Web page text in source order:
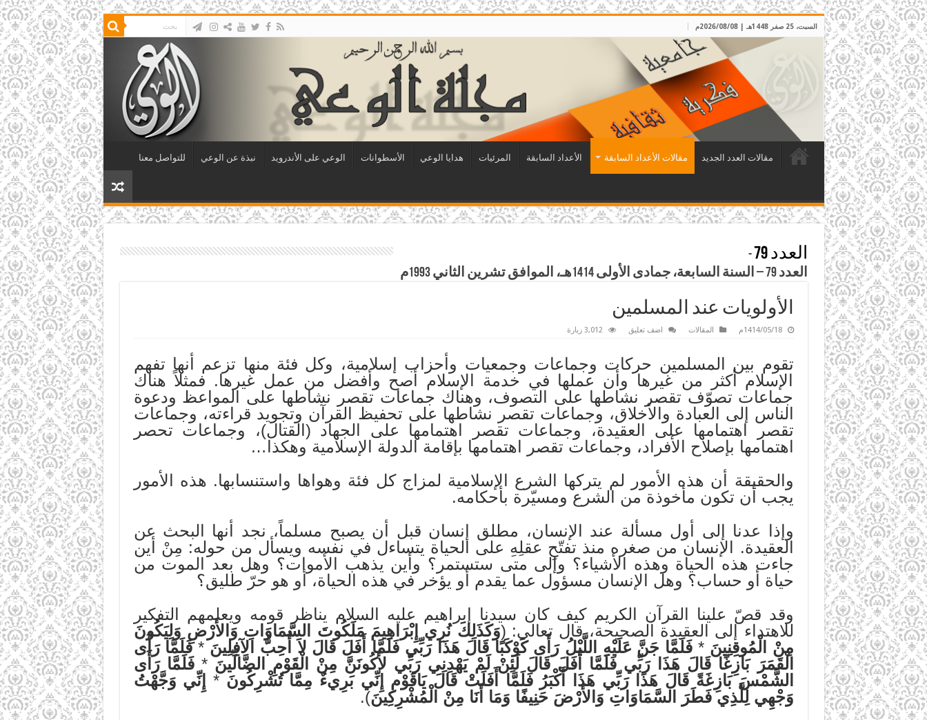
السبت، 25 صفر 1448هـ | 2026/08/08م
مقالات العدد الجديد مقالات الأعداد السابقة الأعداد السابقة المرئيات هدايا الوعي الأسطوانات الوعي على الأندرويد نبذة عن الوعي للتواصل معنا
العدد 79
-
العدد 79 – السنة السابعة، جمادى الأولى 1414هـ، الموافق تشرين الثاني 1993م
الأولويات عند المسلمين
1414/05/18م المقالات اضف تعليق 3,012 زيارة
تقوم بين المسلمين حركات وجماعات وجمعيات وأحزاب إسلامية، وكل فئة منها تزعم أنها تفهم
الإسلام أكثر من غيرها وأن عملها في خدمة الإسلام أصح وأفضل من عمل غيرها. فمثلاً هناك
جماعات تصوّف تقصر نشاطها على التصوف، وهناك جماعات تقصر نشاطها على المواعظ ودعوة
الناس إلى العبادة والأخلاق، وجماعات تقصر نشاطها على تحفيظ القرآن وتجويد قراءته، وجماعات
تقصر اهتمامها على العقيدة، وجماعات تقصر اهتمامها على الجهاد (القتال)، وجماعات تحصر
اهتمامها بإصلاح الأفراد، وجماعات تقصر اهتمامها بإقامة الدولة الإسلامية وهكذا…
والحقيقة أن هذه الأمور لم يتركها الشرع الإسلامية لمزاج كل فئة وهواها واستنسابها. هذه الأمور
يجب أن تكون مأخوذة من الشرع ومسيّرة بأحكامه.
وإذا عدنا إلى أول مسألة عند الإنسان، مطلق إنسان قبل أن يصبح مسلماً، نجد أنها البحث عن
العقيدة. الإنسان من صغره منذ تفتّحِ عقلِهِ على الحياة يتساءل في نفسه ويسأل من حوله: مِنْ أين
جاءت هذه الحياة وهذه الأشياء؟ وإلى متى ستستمر؟ وأين يذهب الأموات؟ وهل بعد الموت من
حياة أو حساب؟ وهل الإنسان مسؤول عما يقدم أو يؤخر في هذه الحياة، أو هو حرّ طليق؟
وقد قصّ علينا القرآن الكريم كيف كان سيدنا إبراهيم عليه السلام يناظر قومه ويعلمهم التفكير
للاهتداء إلى العقيدة الصحيحة، قال تعالى: (وَكَذَلِكَ نُرِي إِبْرَاهِيمَ مَلَكُوتَ السَّمَاوَاتِ وَالأَرْضِ وَلِيَكُونَ
مِنْ الْمُوقِنِينَ * فَلَمَّا جَنَّ عَلَيْهِ اللَّيْلُ رَأَى كَوْكَبًا قَالَ هَذَا رَبِّي فَلَمَّا أَفَلَ قَالَ لاَ أُحِبُّ الآفِلِينَ*فَلَمَّا رَأَى
الْقَمَرَ بَازِغًا قَالَ هَذَا رَبِّي فَلَمَّا أَفَلَ قَالَ لَئِنْ لَمْ يَهْدِنِي رَبِّي لأَكُونَنَّ مِنْ الْقَوْمِ الضَّالِّينَ*فَلَمَّا رَأَى
الشَّمْسَ بَازِغَةً قَالَ هَذَا رَبِّي هَذَا أَكْبَرُ فَلَمَّا أَفَلَتْ قَالَ يَاقَوْمِ إِنِّي بَرِيءٌ مِمَّا تُشْرِكُونَ * إِنِّي وَجَّهْتُ
وَجْهِي لِلَّذِي فَطَرَ السَّمَاوَاتِ وَالأَرْضَ حَنِيفًا وَمَا أَنَا مِنْ الْمُشْرِكِينَ).